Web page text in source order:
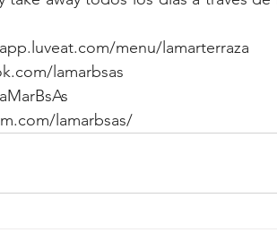
menu/lamarterraza
lamarbsas
lamarbsas/